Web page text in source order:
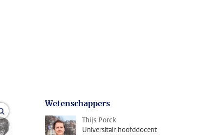
open modal
Wetenschappers
Thijs Porck
Universitair hoofddocent